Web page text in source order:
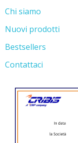
Chi siamo
Nuovi prodotti
Bestsellers
Contattaci